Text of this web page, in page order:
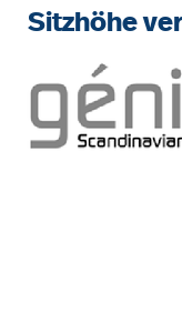
Sitzhöhe